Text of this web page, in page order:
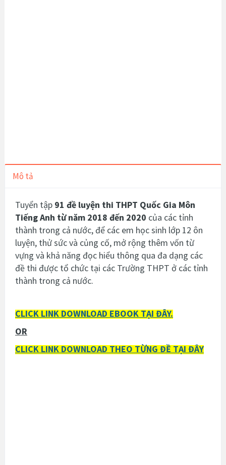
Mô tả
Tuyển tập 91 đề luyện thi THPT Quốc Gia Môn
Tiếng Anh từ năm 2018 đến 2020 của các tỉnh
thành trong cả nước, để các em học sinh lớp 12 ôn
luyện, thử sức và củng cố, mở rộng thêm vốn từ
vựng và khả năng đọc hiểu thông qua đa dạng các
đề thi được tổ chức tại các Trường THPT ở các tỉnh
thành trong cả nước.
CLICK LINK DOWNLOAD EBOOK TẠI ĐÂY.
OR
CLICK LINK DOWNLOAD THEO TỪNG ĐỀ TẠI ĐÂY